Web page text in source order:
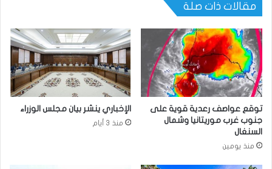
مقالات ذات صلة
توقع عواصف رعدية قوية على
جنوب غرب موريتانيا وشمال
السنغال
منذ يومين
الإخباري ينشر بيان مجلس الوزراء
منذ 3 أيام